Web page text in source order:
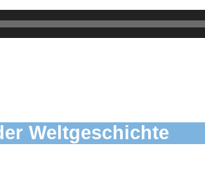
Weltgeschichte